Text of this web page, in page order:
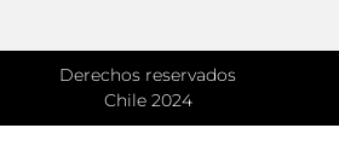
Derechos reservados
Chile 2024